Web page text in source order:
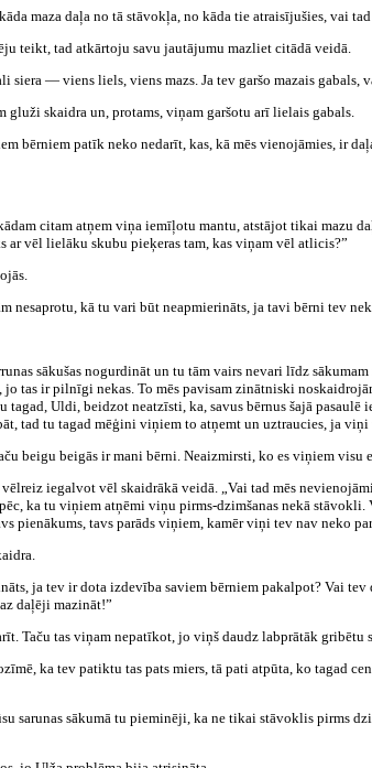
maza daļa no tā stāvokļa, no kāda tie atraisījušies, vai
teikt, tad atkārtoju savu jautājumu mazliet citādā veidā.
— viens liels, viens mazs. Ja tev garšo mazais gabals,
skaidra un, protams, viņam garšotu arī lielais gabals.
bērniem patīk neko nedarīt, kas, kā mēs vienojāmies, ir
citam atņem viņa iemīļotu mantu, atstājot tikai mazu
vēl lielāku skubu pieķeras tam, kas viņam vēl atlicis?”
nesaprotu, kā tu vari būt neapmierināts, ja tavi bērni tev
sākušas nogurdināt un tu tām vairs nevari līdz
tas ir pilnīgi nekas. To mēs pavisam zinātniski
tagad, Uldi, beidzot neatzīsti, ka, savus bērnus šajā
tad tu tagad mēģini viņiem to atņemt un uztraucies, ja
beigu beigās ir mani bērni. Neaizmirsti, ko es viņiem visu
iegalvot vēl skaidrākā veidā. „Vai tad mēs
ka tu viņiem atņēmi viņu pirms-dzimšanas nekā
pienākums, tavs parāds viņiem, kamēr viņi tev nav neko
ja tev ir dota izdevība saviem bērniem pakalpot? Vai
daļēji mazināt!”
Taču tas viņam nepatīkot, jo viņš daudz labprātāk gribētu
ka tev patiktu tas pats miers, tā pati atpūta, ko tagad
sarunas sākumā tu pieminēji, ka ne tikai stāvoklis pirms